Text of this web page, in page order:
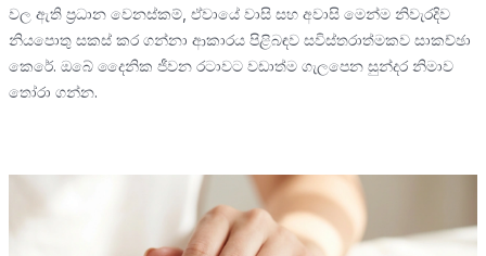
වල ඇති ප්‍රධාන වෙනස්කම්, ඒවායේ වාසි සහ අවාසි මෙන්ම නිවැරදිව
නියපොතු සකස් කර ගන්නා ආකාරය පිළිබඳව සවිස්තරාත්මකව සාකච්ඡා
කෙරේ. ඔබේ දෛනික ජීවන රටාවට වඩාත්ම ගැලපෙන සුන්දර නිමාව
තෝරා ගන්න.